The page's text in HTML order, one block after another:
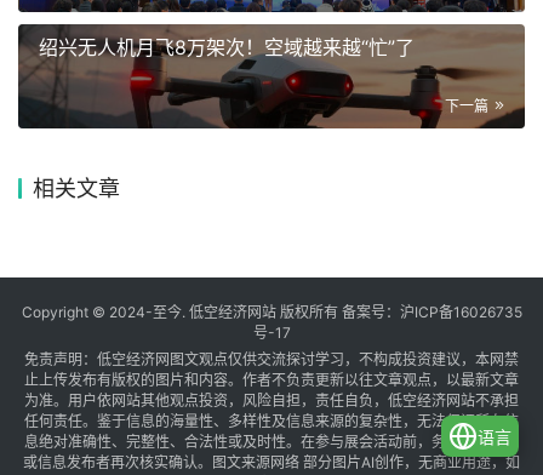
绍兴无人机月飞8万架次！空域越来越“忙”了
下一篇
相关文章
Copyright © 2024-至今. 低空经济网站 版权所有 备案号： 沪ICP备16026735
号-17
免责声明：低空经济网图文观点仅供交流探讨学习，不构成投资建议，本网禁
止上传发布有版权的图片和内容。作者不负责更新以往文章观点，以最新文章
为准。用户依网站其他观点投资，风险自担，责任自负，低空经济网站不承担
任何责任。鉴于信息的海量性、多样性及信息来源的复杂性，无法保证所有信
息绝对准确性、完整性、合法性或及时性。在参与展会活动前，务必与组织方
或信息发布者再次核实确认。图文来源网络 部分图片AI创作，无商业用途，如
语言